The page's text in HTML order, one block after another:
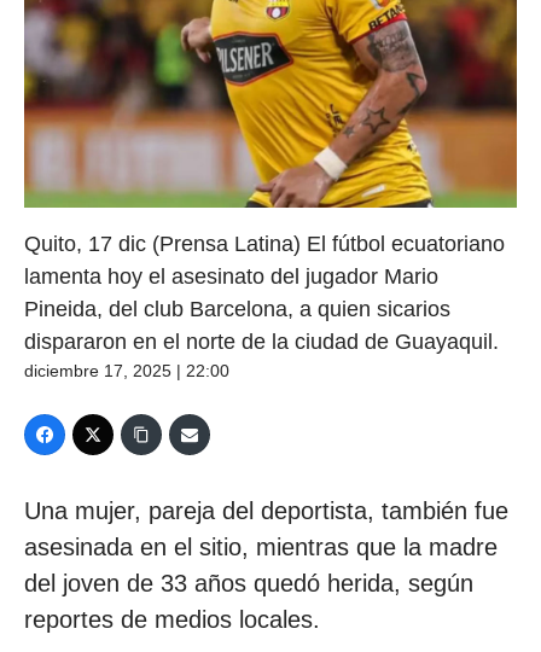
Quito, 17 dic (Prensa Latina) El fútbol ecuatoriano
lamenta hoy el asesinato del jugador Mario
Pineida, del club Barcelona, a quien sicarios
dispararon en el norte de la ciudad de Guayaquil.
diciembre 17, 2025 | 22:00
Una mujer, pareja del deportista, también fue
asesinada en el sitio, mientras que la madre
del joven de 33 años quedó herida, según
reportes de medios locales.